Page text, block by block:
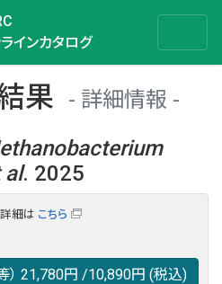
インカタログ
果
詳細情報
al. 2025
ータは以下のバナー(DBRP)か
細は こちら
21,780円 /10,890円 (税込)